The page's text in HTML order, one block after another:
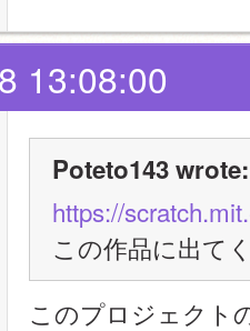
13:08:00
Poteto143 wrote:
https://
この作品に出て
このプロジェクト